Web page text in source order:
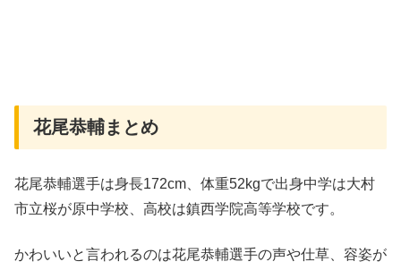
花尾恭輔まとめ
花尾恭輔選手は身長172cm、体重52kgで出身中学は大村
市立桜が原中学校、高校は鎮西学院高等学校です。
かわいいと言われるのは花尾恭輔選手の声や仕草、容姿が